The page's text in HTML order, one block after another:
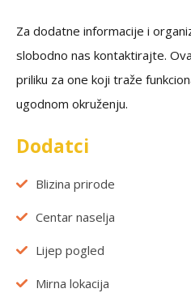
Za dodatne informacije i
slobodno nas kontaktirajte.
priliku za one koji traže
ugodnom okruženju.
Dodatci
Blizina prirode
Centar naselja
Lijep pogled
Mirna lokacija